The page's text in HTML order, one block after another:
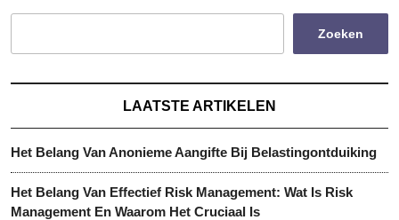
Zoeken
LAATSTE ARTIKELEN
Het Belang Van Anonieme Aangifte Bij Belastingontduiking
Het Belang Van Effectief Risk Management: Wat Is Risk
Management En Waarom Het Cruciaal Is